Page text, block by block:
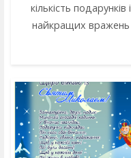
кількість подарунків і
найкращих вражень